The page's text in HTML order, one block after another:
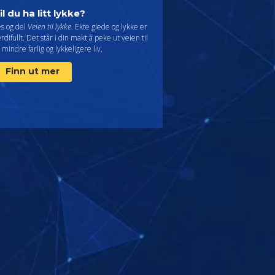
du ha litt lykke?
og del Veien til lykke. Ekte glede og lykke er
Det står i din makt å peke ut veien til
farlig og lykkeligere liv.
Finn ut mer